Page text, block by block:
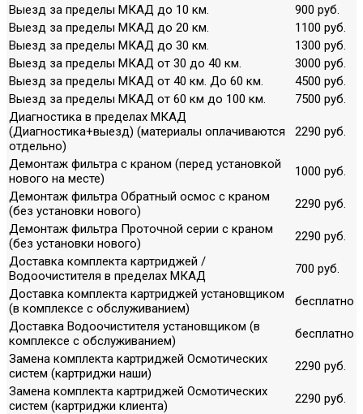
Выезд за пределы МКАД до 10 км.
900 руб.
Выезд за пределы МКАД до 20 км.
1100 руб.
Выезд за пределы МКАД до 30 км.
1300 руб.
Выезд за пределы МКАД от 30 до 40 км.
3000 руб.
Выезд за пределы МКАД от 40 км. До 60 км.
4500 руб.
Выезд за пределы МКАД от 60 км до 100 км.
7500 руб.
Диагностика в пределах МКАД
(Диагностика+выезд) (материалы оплачиваются
отдельно)
2290 руб.
Демонтаж фильтра с краном (перед установкой
нового на месте)
1000 руб.
Демонтаж фильтра Обратный осмос с краном
(без установки нового)
2290 руб.
Демонтаж фильтра Проточной серии с краном
(без установки нового)
2290 руб.
Доставка комплекта картриджей /
Водоочистителя в пределах МКАД
700 руб.
Доставка комплекта картриджей установщиком
(в комплексе с обслуживанием)
бесплатно
Доставка Водоочистителя установщиком (в
комплексе с обслуживанием)
бесплатно
Замена комплекта картриджей Осмотических
систем (картриджи наши)
2290 руб.
Замена комплекта картриджей Осмотических
систем (картриджи клиента)
2290 руб.